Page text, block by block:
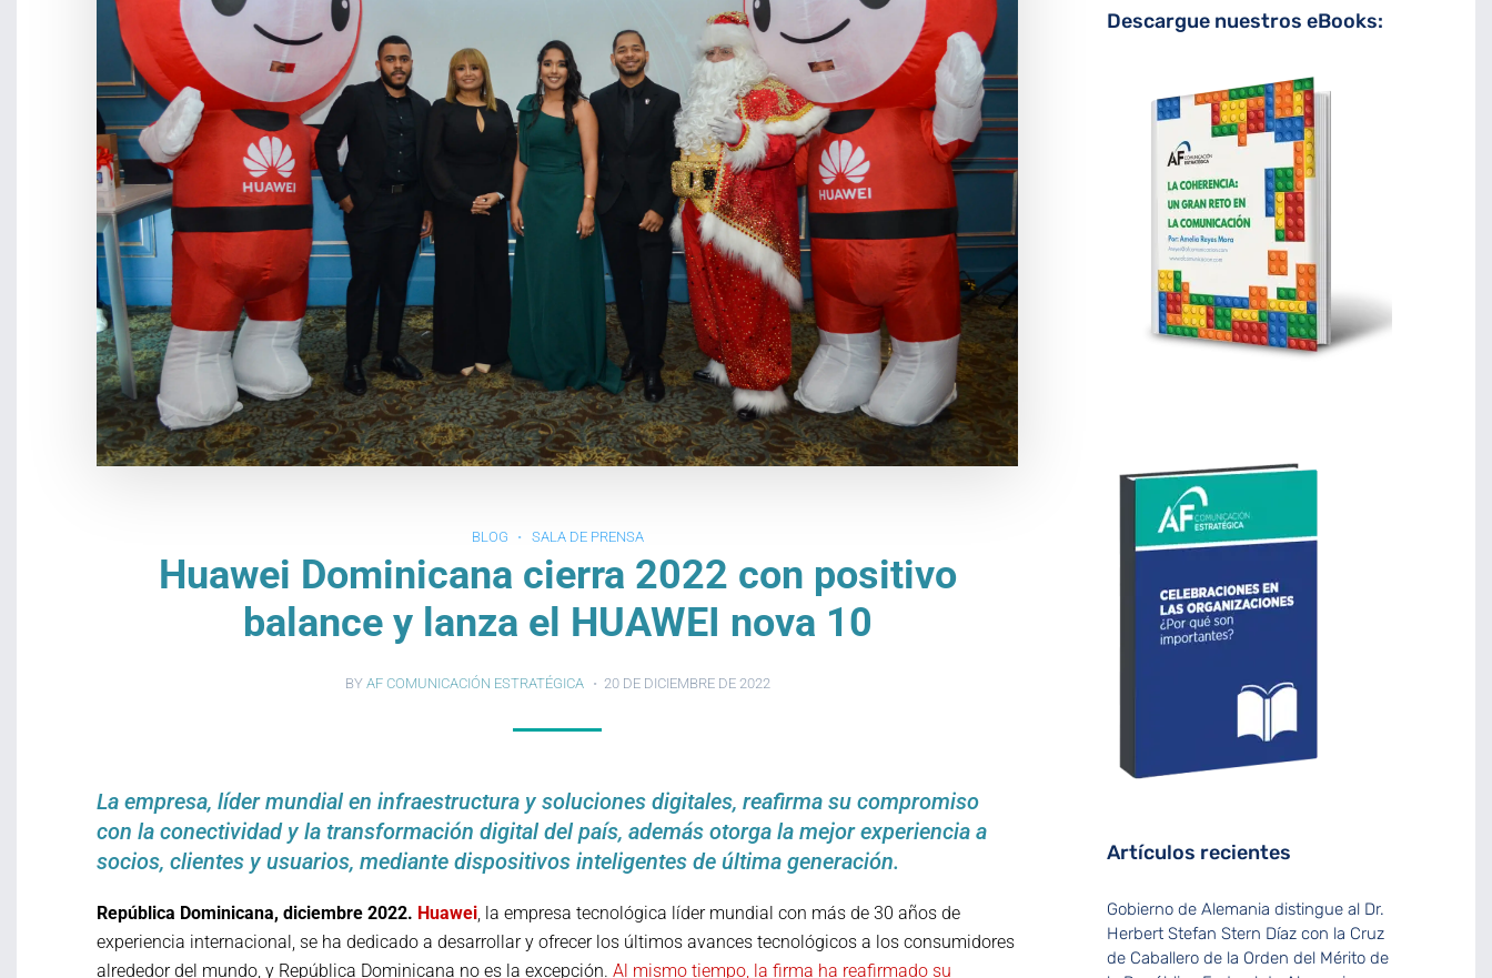
BLOG SALA DE PRENSA
Huawei Dominicana cierra 2022 con positivo
balance y lanza el HUAWEI nova 10
BY AF COMUNICACIÓN ESTRATÉGICA 20 DE DICIEMBRE DE 2022
La empresa, líder mundial en infraestructura y soluciones digitales, reafirma su compromiso
con la conectividad y la transformación digital del país, además otorga la mejor experiencia a
socios, clientes y usuarios, mediante dispositivos inteligentes de última generación.
República Dominicana, diciembre 2022. Huawei , la empresa tecnológica líder mundial con más de 30 años de
experiencia internacional, se ha dedicado a desarrollar y ofrecer los últimos avances tecnológicos a los consumidores
alrededor del mundo, y República Dominicana no es la excepción. Al mismo tiempo, la firma ha reafirmado su
Descargue nuestros eBooks:
Artículos recientes
Gobierno de Alemania distingue al Dr.
Herbert Stefan Stern Díaz con la Cruz
de Caballero de la Orden del Mérito de